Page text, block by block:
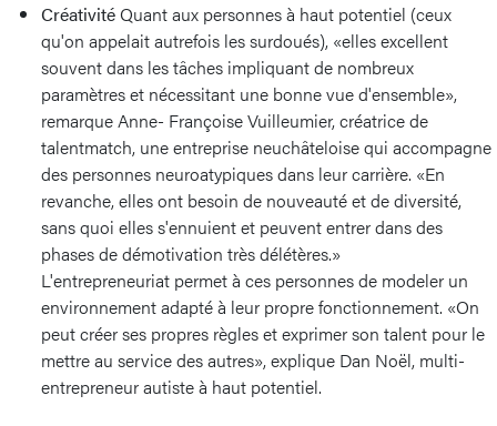
CréativitéQuant aux personnes à haut potentiel (ceux
qu'on appelait autrefois les surdoués), «elles excellent
souvent dans les tâches impliquant de nombreux
paramètres et nécessitant une bonne vue d'ensemble»,
remarque Anne- Françoise Vuilleumier, créatrice de
talentmatch, une entreprise neuchâteloise qui accompagne
des personnes neuroatypiques dans leur carrière. «En
revanche, elles ont besoin de nouveauté et de diversité,
sans quoi elles s'ennuient et peuvent entrer dans des
phases de démotivation très délétères.»
L'entrepreneuriat permet à ces personnes de modeler un
environnement adapté à leur propre fonctionnement. «On
peut créer ses propres règles et exprimer son talent pour le
mettre au service des autres», explique Dan Noël, multi-
entrepreneur autiste à haut potentiel.